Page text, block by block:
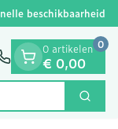
beschikbaarheid
Zoek
0 artikelen
€ 0,00
0